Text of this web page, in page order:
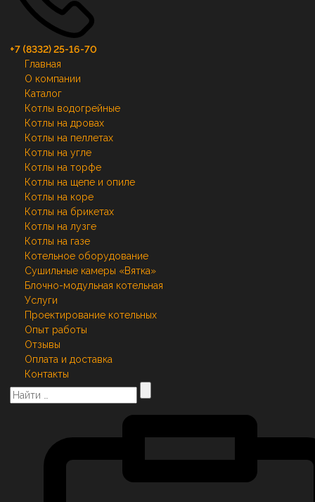
+7 (8332) 25-16-70
Главная
О компании
Каталог
Котлы водогрейные
Котлы на дровах
Котлы на пеллетах
Котлы на угле
Котлы на торфе
Котлы на щепе и опиле
Котлы на коре
Котлы на брикетах
Котлы на лузге
Котлы на газе
Котельное оборудование
Сушильные камеры «Вятка»
Блочно-модульная котельная
Услуги
Проектирование котельных
Опыт работы
Отзывы
Оплата и доставка
Контакты